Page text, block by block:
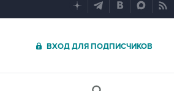
ВХОД ДЛЯ ПОДПИСЧИКОВ